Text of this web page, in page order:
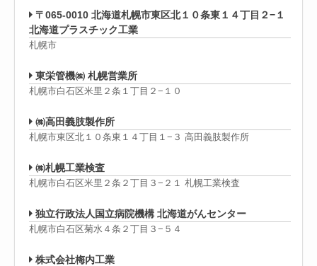
〒065-0010 北海道札幌市東区北１０条東１４丁目２−１
北海道プラスチック工業
札幌市
東栄管機㈱ 札幌営業所
札幌市白石区米里２条１丁目２−１０
㈱高田義肢製作所
札幌市東区北１０条東１４丁目１−３ 高田義肢製作所
㈱札幌工業検査
札幌市白石区米里２条２丁目３−２１ 札幌工業検査
独立行政法人国立病院機構 北海道がんセンター
札幌市白石区菊水４条２丁目３−５４
株式会社梅内工業